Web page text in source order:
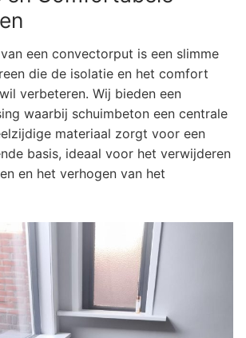
een convectorput is een slimme
die de isolatie en het comfort
verbeteren. Wij bieden een
waarbij schuimbeton een centrale
materiaal zorgt voor een
basis, ideaal voor het verwijderen
en het verhogen van het